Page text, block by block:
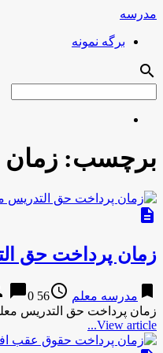
مدرسه
برگه نمونه
search
برچسب:
description
زمان پرداخت حق
bookmark مدرسه معلم access_time
56 years ago
chat_bubble0
زمان پرداخت حق التدریس
View article...